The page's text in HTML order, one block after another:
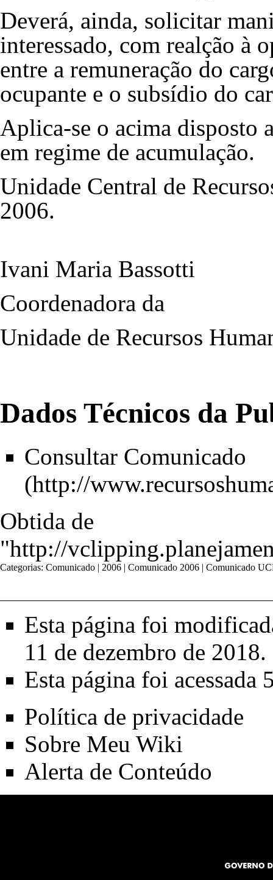
Deverá, ainda, solicitar
interessado, com realção à
entre a remuneração do
ocupante e o subsídio do
Aplica-se o acima disposto
em regime de acumulação.
Unidade Central de
2006.
Ivani Maria Bassotti
Coordenadora da
Unidade de Recursos
Dados Técnicos da
Consultar Comunicado
Obtida de
"http://
Categorias: Comunicado | 2006 | Comunicado 2006 | Comunicado
Esta página foi
11 de dezembro de 2018.
Esta página foi acessada
Política de privacidade
Sobre Meu Wiki
Alerta de Conteúdo